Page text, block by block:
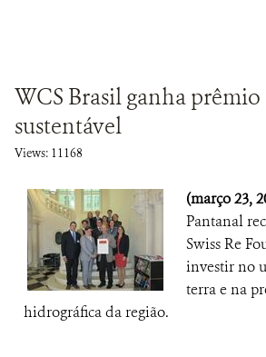
WCS Brasil ganha
sustentável
Views: 11168
(março 23,
Pantanal
Swiss Re
investir no
terra e na
hidrográfica da região.